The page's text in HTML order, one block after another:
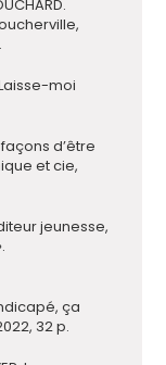
Laisse-moi
d’être
et cie,
jeunesse,
ça
32 p.